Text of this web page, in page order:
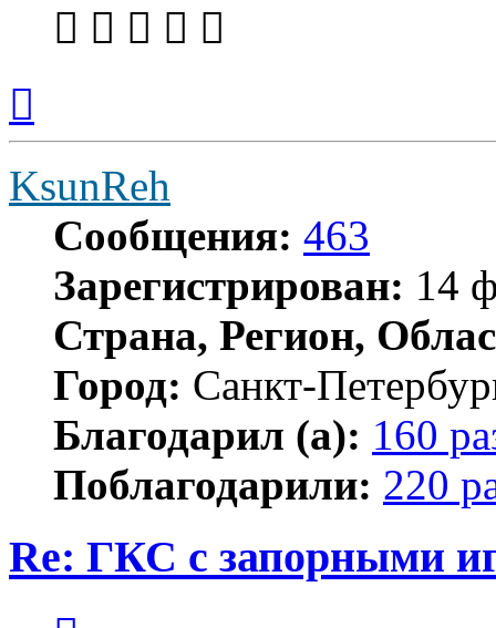
началу
KsunReh
Сообщения: 463
Зарегистрирован: 14
Страна, Регион,
Город: Санкт-
Благодарил (а): 160
Поблагодарили: 220
Re: ГКС с запорными